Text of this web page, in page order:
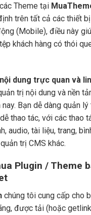
Theme tại
trên tất cả các thiết
(Mobile), điều này
khách hàng có thói
dung trực quan và
trị nội dung và nền
nay. Bạn dễ dàng quản
thao tác, với các thao
audio, tài liệu, trang,
trị CMS khác.
Plugin / Theme
chúng tôi cung cấp cho
được tải (hoặc